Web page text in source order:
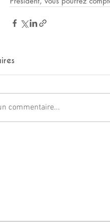
commentaire...